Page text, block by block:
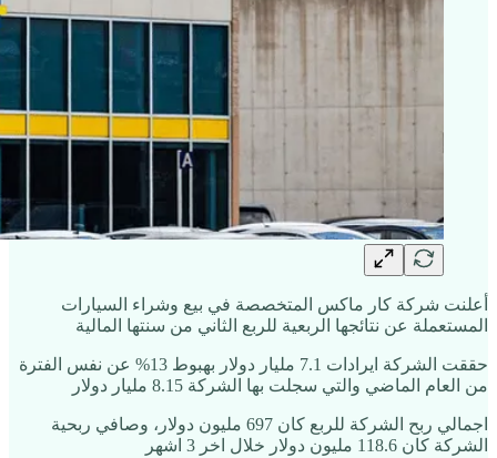
أعلنت شركة كار ماكس المتخصصة في بيع وشراء السيارات
المستعملة عن نتائجها الربعية للربع الثاني من سنتها المالية
حققت الشركة ايرادات 7.1 مليار دولار بهبوط 13% عن نفس الفترة
من العام الماضي والتي سجلت بها الشركة 8.15 مليار دولار
اجمالي ربح الشركة للربع كان 697 مليون دولار، وصافي ربحية
الشركة كان 118.6 مليون دولار خلال اخر 3 اشهر